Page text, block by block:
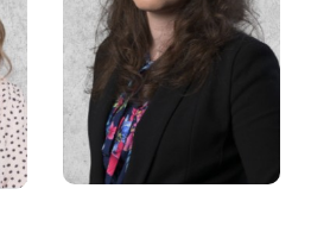
Zuzanna Małecka